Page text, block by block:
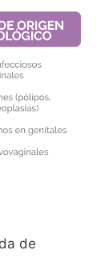
de